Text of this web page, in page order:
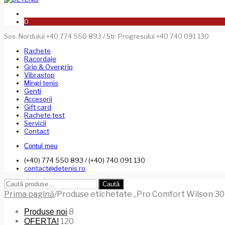
0
Sos. Nordului +40 774 550 893 / Str. Progresului +40 740 091 130
Rachete
Racordaje
Grip & Overgrip
Vibrastop
Mingi tenis
Genti
Accesorii
Gift card
Rachete test
Servicii
Contact
Contul meu
(+40) 774 550 893 / (+40) 740 091 130
contact@detenis.ro
Caută
după:
Caută
Prima pagină/Produse etichetate „Pro Comfort Wilson 30
Produse noi 8
OFERTA! 120